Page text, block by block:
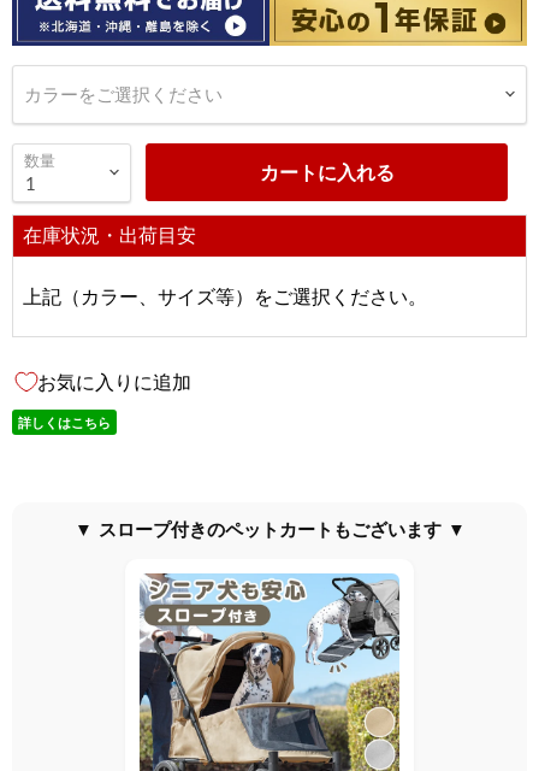
カラーをご選択ください
数量
カートに入れる
在庫状況・出荷目安
上記（カラー、サイズ等）をご選択ください。
お気に入りに追加
詳しくはこちら
▼ スロープ付きのペットカートもございます ▼